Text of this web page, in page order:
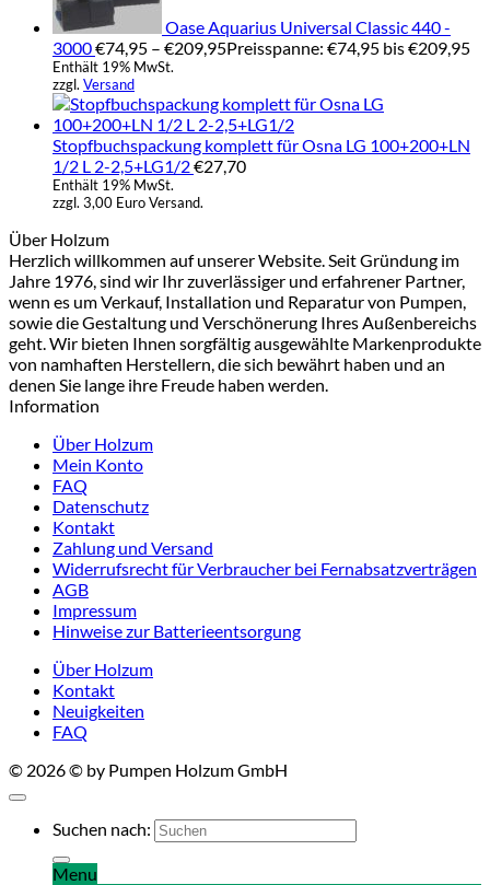
Oase Aquarius Universal Classic 440 -
3000€74,95 – €209,95Preisspanne: €74,95 bis €209,95
Enthält 19% MwSt.
zzgl. Versand
Stopfbuchspackung komplett für Osna LG 100+200+LN
1/2 L 2-2,5+LG1/2€27,70
Enthält 19% MwSt.
zzgl. 3,00 Euro Versand.
Über Holzum
Herzlich willkommen auf unserer Website. Seit Gründung im
Jahre 1976, sind wir Ihr zuverlässiger und erfahrener Partner,
wenn es um Verkauf, Installation und Reparatur von Pumpen,
sowie die Gestaltung und Verschönerung Ihres Außenbereichs
geht. Wir bieten Ihnen sorgfältig ausgewählte Markenprodukte
von namhaften Herstellern, die sich bewährt haben und an
denen Sie lange ihre Freude haben werden.
Information
Über Holzum
Mein Konto
FAQ
Datenschutz
Kontakt
Zahlung und Versand
Widerrufsrecht für Verbraucher bei Fernabsatzverträgen
AGB
Impressum
Hinweise zur Batterieentsorgung
Über Holzum
Kontakt
Neuigkeiten
FAQ
© 2026 © by Pumpen Holzum GmbH
Suchen nach:
Menu